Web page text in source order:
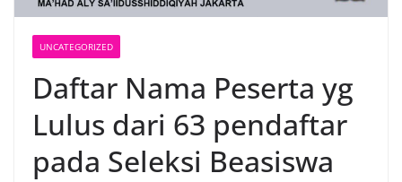
UNCATEGORIZED
Daftar Nama Peserta yg
Lulus dari 63 pendaftar
pada Seleksi Beasiswa